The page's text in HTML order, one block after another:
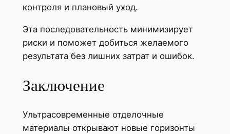
контроля и плановый уход.
Эта последовательность минимизирует
риски и поможет добиться желаемого
результата без лишних затрат и ошибок.
Заключение
Ультрасовременные отделочные
материалы открывают новые горизонты